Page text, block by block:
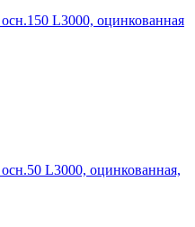
L3000, оцинкованная
L3000, оцинкованная,